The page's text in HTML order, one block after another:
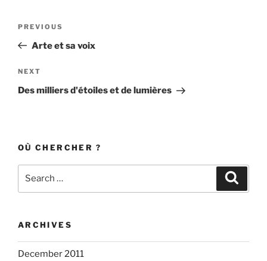
Previous
Post
PREVIOUS
Arte et sa voix
Next
Post
NEXT
Des milliers d'étoiles et de lumières
OÙ CHERCHER ?
ARCHIVES
December 2011